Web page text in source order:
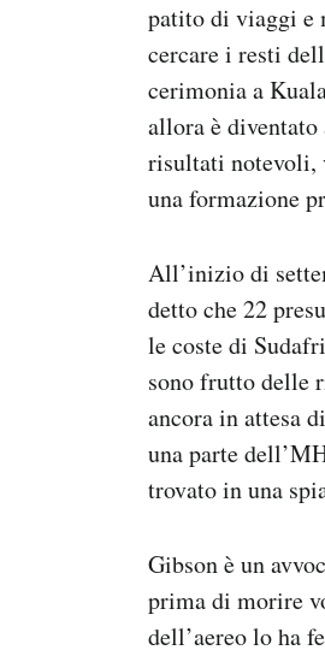
patito di viaggi e
cercare i resti
cerimonia a
allora è
risultati notevoli,
una formazione
All’inizio di
detto che 22
le coste di
sono frutto delle
ancora in attesa
una parte
trovato in una
Gibson è un
prima di morire
dell’aereo lo ha